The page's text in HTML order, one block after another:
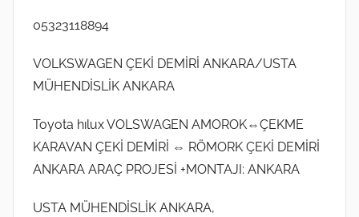
o
0
2
a
r
05323118894
VOLKSWAGEN ÇEKİ DEMİRİ ANKARA/USTA
MÜHENDİSLİK ANKARA
Toyota hılux VOLSWAGEN AMOROK⇔ÇEKME
KARAVAN ÇEKİ DEMİRİ ⇔ RÖMORK ÇEKİ DEMİRİ
ANKARA ARAÇ PROJESİ +MONTAJI: ANKARA
USTA MÜHENDİSLİK ANKARA,